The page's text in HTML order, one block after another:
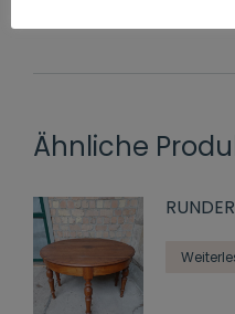
Ähnliche